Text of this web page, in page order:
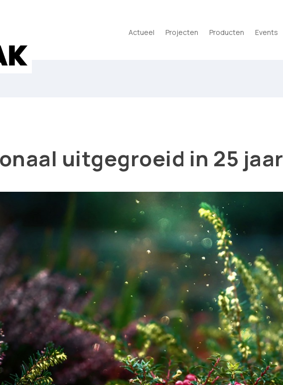
Actueel Projecten Producten Events
uitgegroeid in 25 jaar